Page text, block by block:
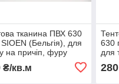
тканина ПВХ 630
(Бельгія), для
на причіп, фуру
₴/кв.м
630
для
на
280